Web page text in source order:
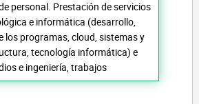
personal. Prestación de servicios
e informática (desarrollo,
los programas, cloud, sistemas y
tecnología informática) e
e ingeniería, trabajos